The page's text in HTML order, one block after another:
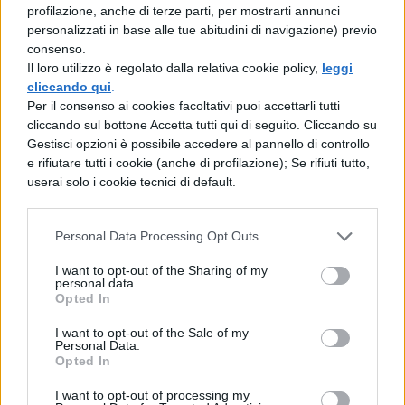
profilazione, anche di terze parti, per mostrarti annunci
personalizzati in base alle tue abitudini di navigazione) previo
consenso.
Il loro utilizzo è regolato dalla relativa cookie policy, leggi
cliccando qui
Per il consenso ai cookies facoltativi puoi accettarli tutti
cliccando sul bottone Accetta tutti qui di seguito. Cliccando su
Gestisci opzioni è possibile accedere al pannello di controllo
e rifiutare tutti i cookie (anche di profilazione); Se rifiuti tutto,
userai solo i cookie tecnici di default.
Personal Data Processing Opt Outs
I want to opt-out of the Sharing of my
personal data.
Opted In
I want to opt-out of the Sale of my
Personal Data.
Opted In
I want to opt-out of processing my
Le conseguenze sul
percorso scolastico
La riforma introduce modifiche sostanziali
per l’ammissione alla classe successiva,
creando un sistema differenziato basato sui
ai sei decimi potranno proseguire
regolarmente il proprio percorso educativo,
mentre coloro che ottengono esattamente
sei decimi
sospensione del giudizio